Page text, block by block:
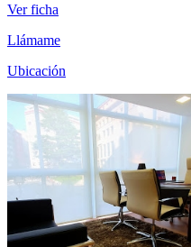
Ver ficha
Llámame
Ubicación